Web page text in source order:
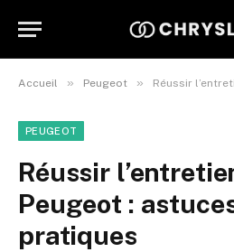
Accueil » Peugeot » Réussir l’entretien de
PEUGEOT
Réussir
Peugeot :
pratiques